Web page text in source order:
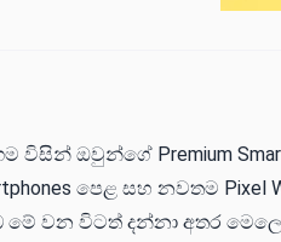
විසින් ඔවුන්ගේ Premium
පෙළ සහ නවතම Pixel
මේ වන විටත් දන්නා අතර